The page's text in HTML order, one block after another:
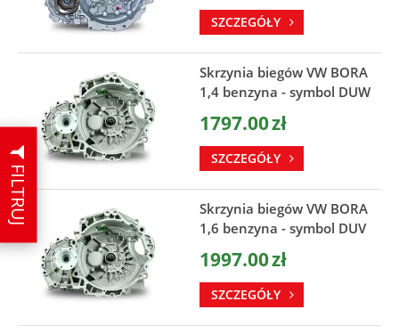
FILTRUJ
SZCZEGÓŁY
Skrzynia biegów VW BORA
1,4 benzyna - symbol DUW
1797.00zł
SZCZEGÓŁY
Skrzynia biegów VW BORA
1,6 benzyna - symbol DUV
1997.00zł
SZCZEGÓŁY